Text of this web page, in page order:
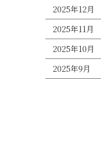
2025年12月
2025年11月
2025年10月
2025年9月